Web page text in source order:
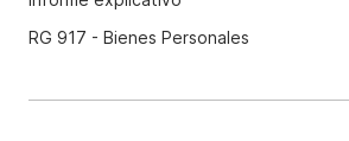
RG 917 - Bienes Personales